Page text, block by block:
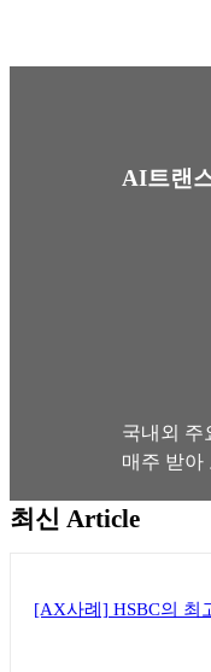
AI트랜
국내외 주
매주 받아
최신 Article
[AX사례] HSBC의 최